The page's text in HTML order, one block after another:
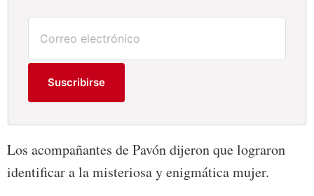
Suscribirse
Los acompañantes de Pavón dijeron que lograron
identificar a la misteriosa y enigmática mujer.